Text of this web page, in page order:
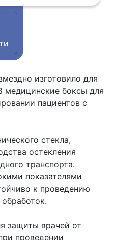
изготовило для
боксы для
пациентов с
стекла,
остекления
транспорта.
показателями
к проведению
защиты врачей от
проведении